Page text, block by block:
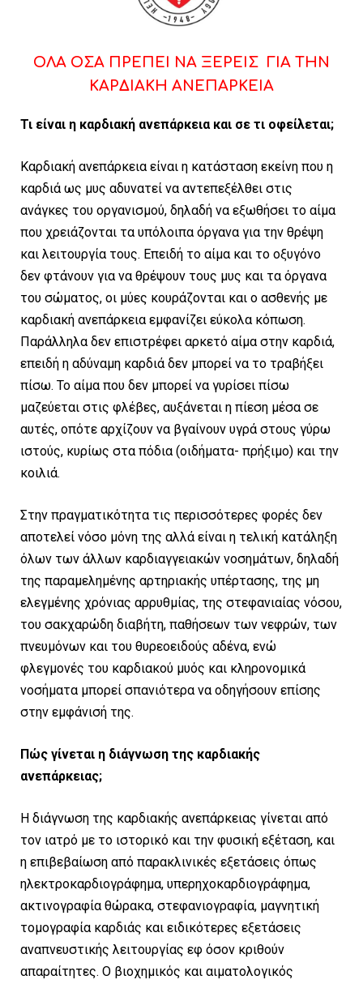
ΟΛΑ ΟΣΑ ΠΡΕΠΕΙ ΝΑ ΞΕΡΕΙΣ ΓΙΑ ΤΗΝ
ΚΑΡΔΙΑΚΗ ΑΝΕΠΑΡΚΕΙΑ
Τι είναι η καρδιακή ανεπάρκεια και σε τι οφείλεται;
Καρδιακή ανεπάρκεια είναι η κατάσταση εκείνη που η
καρδιά ως μυς αδυνατεί να αντεπεξέλθει στις
ανάγκες του οργανισμού, δηλαδή να εξωθήσει το αίμα
που χρειάζονται τα υπόλοιπα όργανα για την θρέψη
και λειτουργία τους. Επειδή το αίμα και το οξυγόνο
δεν φτάνουν για να θρέψουν τους μυς και τα όργανα
του σώματος, οι μύες κουράζονται και ο ασθενής με
καρδιακή ανεπάρκεια εμφανίζει εύκολα κόπωση.
Παράλληλα δεν επιστρέφει αρκετό αίμα στην καρδιά,
επειδή η αδύναμη καρδιά δεν μπορεί να το τραβήξει
πίσω. Το αίμα που δεν μπορεί να γυρίσει πίσω
μαζεύεται στις φλέβες, αυξάνεται η πίεση μέσα σε
αυτές, οπότε αρχίζουν να βγαίνουν υγρά στους γύρω
ιστούς, κυρίως στα πόδια (οιδήματα- πρήξιμο) και την
κοιλιά.
Στην πραγματικότητα τις περισσότερες φορές δεν
αποτελεί νόσο μόνη της αλλά είναι η τελική κατάληξη
όλων των άλλων καρδιαγγειακών νοσημάτων, δηλαδή
της παραμελημένης αρτηριακής υπέρτασης, της μη
ελεγμένης χρόνιας αρρυθμίας, της στεφανιαίας νόσου,
του σακχαρώδη διαβήτη, παθήσεων των νεφρών, των
πνευμόνων και του θυρεοειδούς αδένα, ενώ
φλεγμονές του καρδιακού μυός και κληρονομικά
νοσήματα μπορεί σπανιότερα να οδηγήσουν επίσης
στην εμφάνισή της.
Πώς γίνεται η διάγνωση της καρδιακής
ανεπάρκειας;
Η διάγνωση της καρδιακής ανεπάρκειας γίνεται από
τον ιατρό με το ιστορικό και την φυσική εξέταση, και
η επιβεβαίωση από παρακλινικές εξετάσεις όπως
ηλεκτροκαρδιογράφημα, υπερηχοκαρδιογράφημα,
ακτινογραφία θώρακα, στεφανιογραφία, μαγνητική
τομογραφία καρδιάς και ειδικότερες εξετάσεις
αναπνευστικής λειτουργίας εφ όσον κριθούν
απαραίτητες. O βιοχημικός και αιματολογικός